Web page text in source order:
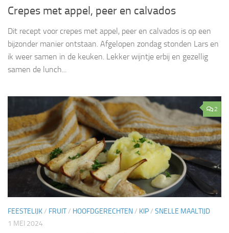
Crepes met appel, peer en calvados
Dit recept voor crepes met appel, peer en calvados is op een
bijzonder manier ontstaan. Afgelopen zondag stonden Lars en
ik weer samen in de keuken. Lekker wijntje erbij en gezellig
samen de lunch...
2
FEESTELIJK/ FRUIT/ HOOFDGERECHTEN/ KIP/ SNELLE MAALTIJD
1 MEI 2024